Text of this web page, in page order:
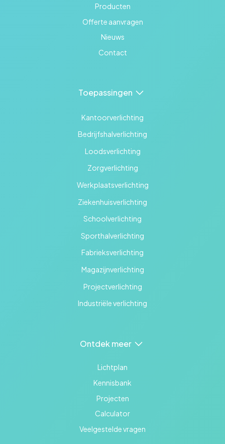
Producten
Offerte aanvragen
Nieuws
Contact
Toepassingen
Kantoorverlichting
Bedrijfshalverlichting
Loodsverlichting
Zorgverlichting
Werkplaatsverlichting
Ziekenhuisverlichting
Schoolverlichting
Sporthalverlichting
Fabrieksverlichting
Magazijnverlichting
Projectverlichting
Industriële verlichting
Ontdek meer
Lichtplan
Kennisbank
Projecten
Calculator
Veelgestelde vragen